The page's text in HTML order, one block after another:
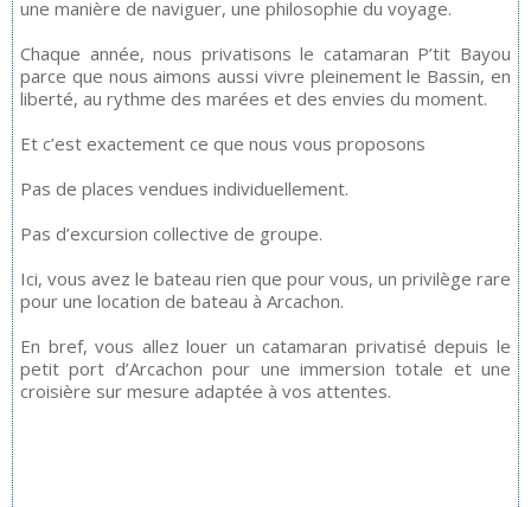
une manière de naviguer, une philosophie du voyage.
Chaque année, nous privatisons le catamaran P’tit Bayou
parce que nous aimons aussi vivre pleinement le Bassin, en
liberté, au rythme des marées et des envies du moment.
Et c’est exactement ce que nous vous proposons
Pas de places vendues individuellement.
Pas d’excursion collective de groupe.
Ici, vous avez le bateau rien que pour vous, un privilège rare
pour une location de bateau à Arcachon.
En bref, vous allez louer un catamaran privatisé depuis le
petit port d’Arcachon pour une immersion totale et une
croisière sur mesure adaptée à vos attentes.